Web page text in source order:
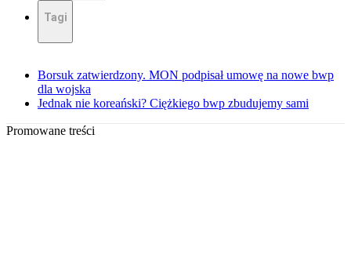
Tagi
Borsuk zatwierdzony. MON podpisał umowę na nowe bwp
dla wojska
Jednak nie koreański? Ciężkiego bwp zbudujemy sami
Promowane treści